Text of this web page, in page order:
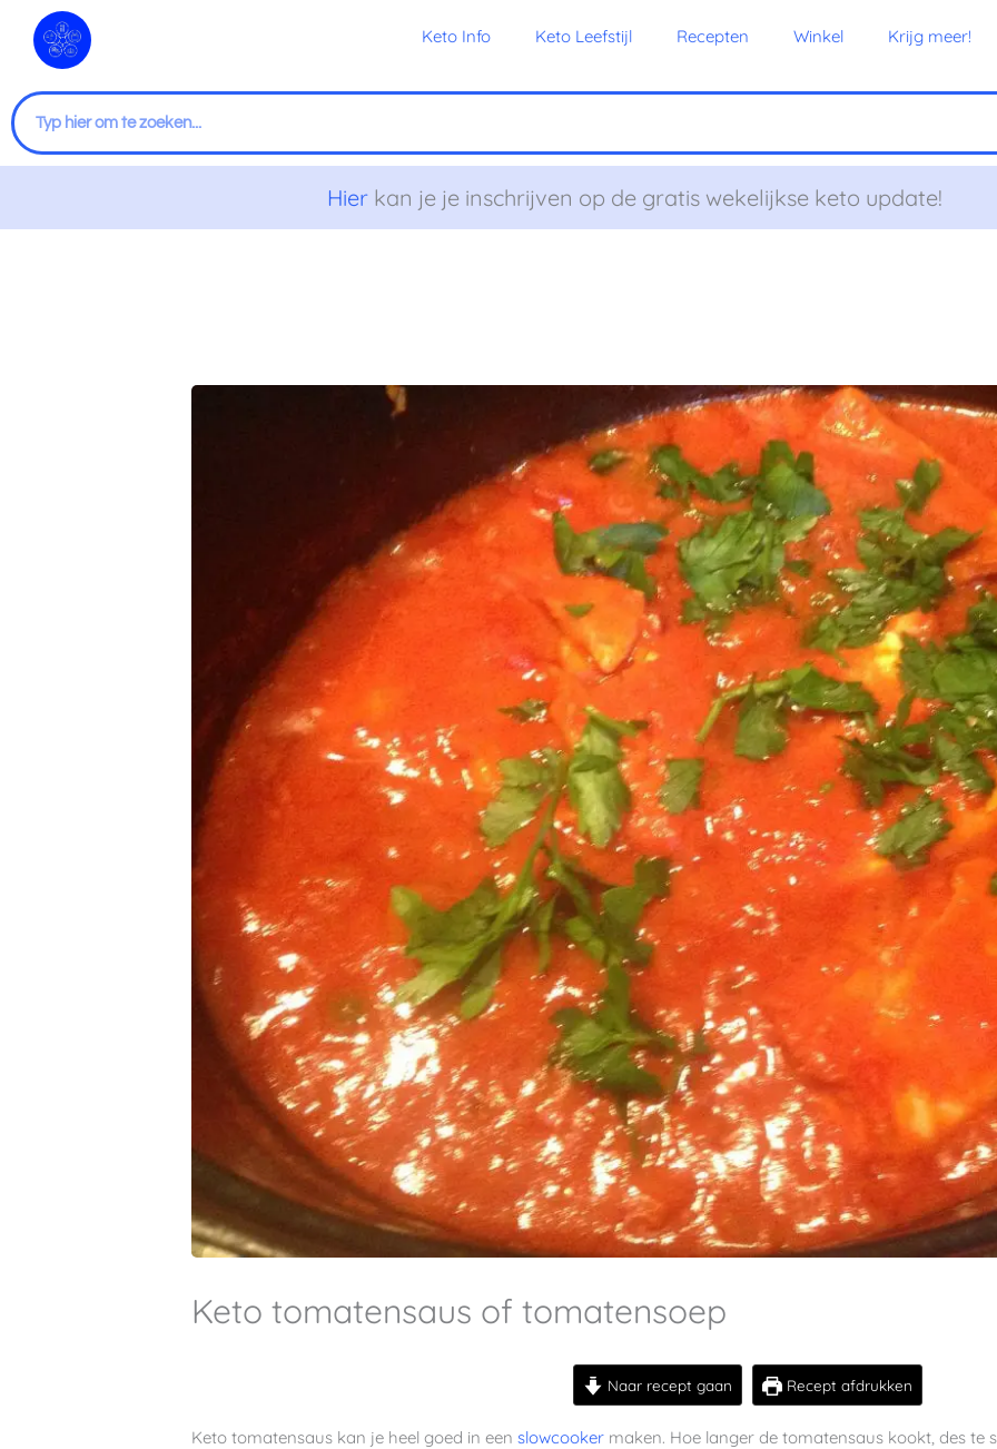
naar
inhoud
Keto Info Keto Leefstijl Recepten Winkel Krijg meer!
Zoeken
Hierkan je je inschrijven op de gratis wekelijkse keto update!
Keto tomatensaus of tomatensoep
Naar recept gaan Recept afdrukken
Keto tomatensaus kan je heel goed in eenslowcooker maken. Hoe langer de tomatensaus kookt, des te